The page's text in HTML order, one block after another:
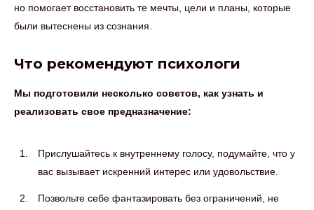
но помогает восстановить те мечты, цели и планы, которые
были вытеснены из сознания.
Что рекомендуют психологи
Мы подготовили несколько советов, как узнать и
реализовать свое предназначение:
Прислушайтесь к внутреннему голосу, подумайте, что у
вас вызывает искренний интерес или удовольствие.
Позвольте себе фантазировать без ограничений, не